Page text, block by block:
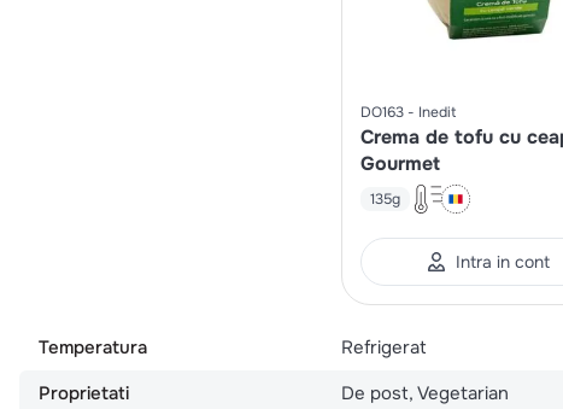
DO163 Inedit
Crema de tofu cu
Gourmet
135g
Intra in cont
Temperatura Refrigerat
Proprietati
De post, Vegetarian